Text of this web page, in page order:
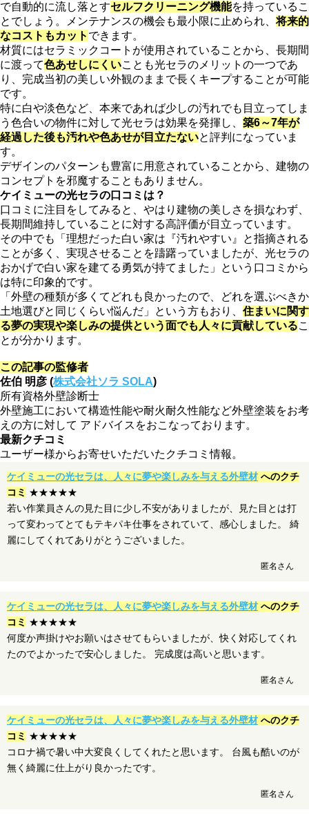
で自動的に流し落とすセルフクリーニング機能を持っているこ
とでしょう。メンテナンスの機会も最小限に止められ、将来的
なコストもカット できます。
材質にはセラミックコートが使用されていることから、長期間
に渡って色あせしにくいことも光セラのメリットの一つであ
り、完成当初の美しい外観のままで長くキープすることが可能
です。
特に白や淡色など、本来であれば少しの汚れでも目立ってしま
う色合いの物件に対して光セラは効果を発揮し、 築6～7年が
経過した後も汚れや色あせが目立たないと評判になっていま
す。
デザインのパターンも豊富に用意されていることから、建物の
コンセプトを邪魔することもありません。
ケイミューの光セラの口コミは？
口コミに注目をしてみると、やはり建物の美しさを損なわず、
長期間維持していることに対する高評価が目立っています。
その中でも「理想だった白い家は『汚れやすい』と指摘される
ことが多く、実現させることを躊躇っていましたが、光セラの
おかげで白い家を建てる勇気が持てました」という口コミから
は特に印象的です。
「外壁の種類が多くてどれも良かったので、どれを選ぶべきか
土地選びと同じくらい悩んだ」という方もおり、 住まいに関す
る夢の実現や楽しみの提供という面でも人々に貢献しているこ
とが分かります。
この記事の監修者
佐伯 明彦 (株式会社ソラ SOLA)
所有資格外壁診断士
外壁施工において構造性能や耐火耐久性能など外壁塗装をお考
えの方に対して アドバイスをおこなっております。
最新クチコミ
ユーザー様からお寄せいただいたクチコミ情報。
ケイミューの光セラは、人々に夢や楽しみを与える外壁材 へのクチ
コミ ★★★★★
若い作業員さんの見た目に少し不安がありましたが、見た目とは打
って変わってとてもテキパキ仕事をされていて、感心しました。 綺
麗にしてくれてありがとうございました。
匿名さん
ケイミューの光セラは、人々に夢や楽しみを与える外壁材 へのクチ
コミ ★★★★★
何度か声掛けやお願いはさせてもらいましたが、快く対応してくれ
たのでよかったで安心しました。 完成度は高いと思います。
匿名さん
ケイミューの光セラは、人々に夢や楽しみを与える外壁材 へのクチ
コミ ★★★★★
コロナ禍で暑い中大変良くしてくれたと思います。 台風も酷いのが
無く綺麗に仕上がり良かったです。
匿名さん